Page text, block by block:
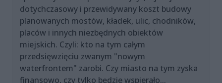
dotychczasowy i przewidywany koszt budowy
planowanych mostów, kładek, ulic, chodników,
placów i innych niezbędnych obiektów
miejskich. Czyli: kto na tym całym
przedsięwzięciu zwanym "nowym
waterfrontem" zarobi. Czy miasto na tym zyska
finansowo, czy tylko będzie wspierało...